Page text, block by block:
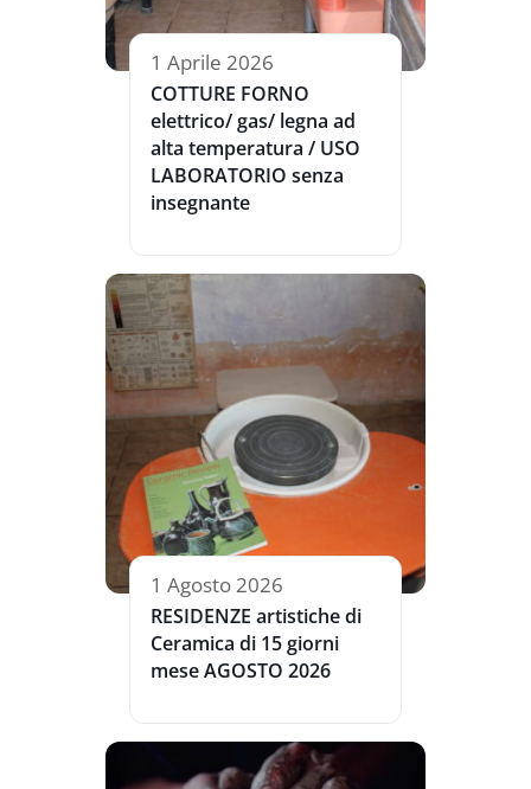
1 Aprile 2026
COTTURE FORNO
elettrico/ gas/ legna ad
alta temperatura / USO
LABORATORIO senza
insegnante
1 Agosto 2026
RESIDENZE artistiche di
Ceramica di 15 giorni
mese AGOSTO 2026